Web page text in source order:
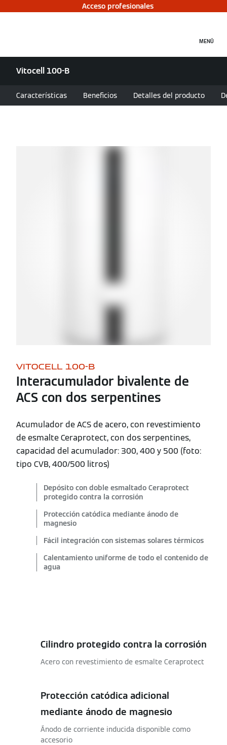
Acceso profesionales
MENÚ
Vitocell 100-B
Características Beneficios Detalles del producto
VITOCELL 100-B
Interacumulador bivalente de
ACS con dos serpentines
Acumulador de ACS de acero, con revestimiento
de esmalte Ceraprotect, con dos serpentines,
capacidad del acumulador: 300, 400 y 500 (foto:
tipo CVB, 400/500 litros)
Depósito con doble esmaltado Ceraprotect
protegido contra la corrosión
Protección catódica mediante ánodo de
magnesio
Fácil integración con sistemas solares térmicos
Calentamiento uniforme de todo el contenido de
agua
Cilindro protegido contra la corrosión
Acero con revestimiento de esmalte Ceraprotect
Protección catódica adicional
mediante ánodo de magnesio
Ánodo de corriente inducida disponible como
accesorio